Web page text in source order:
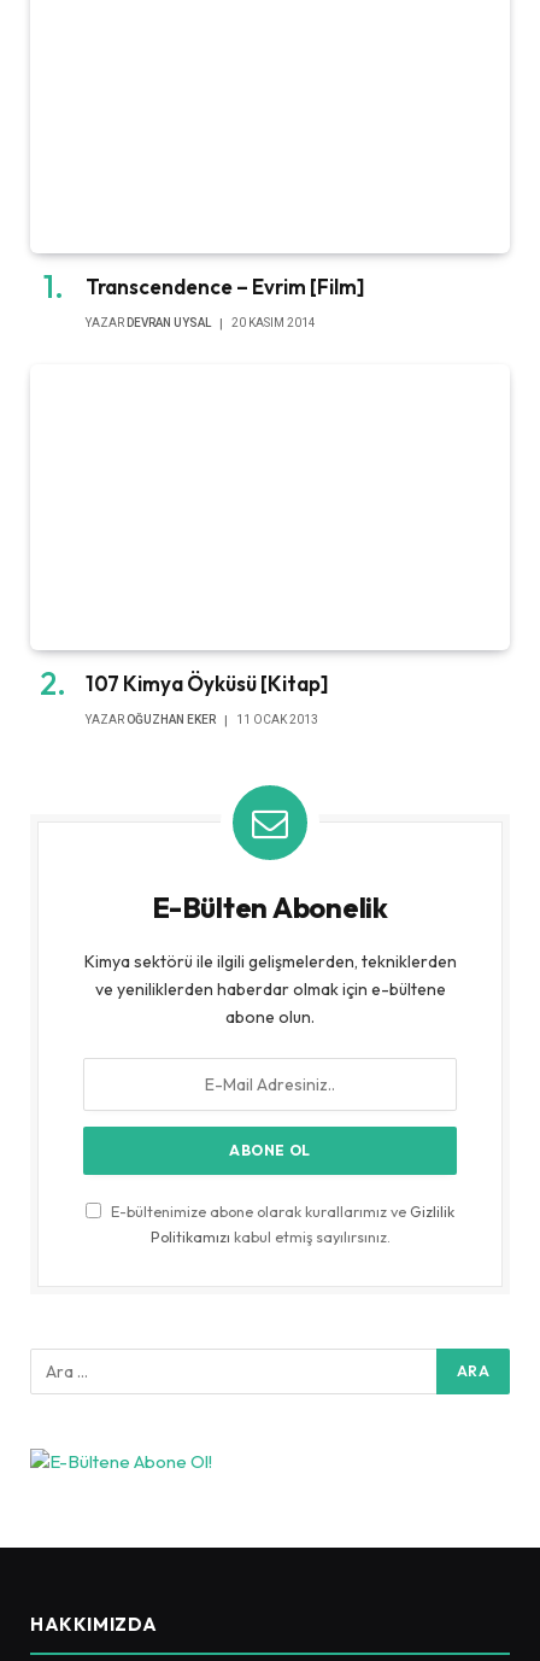
Transcendence – Evrim [Film]
YAZAR DEVRAN UYSAL 20 KASIM 2014
107 Kimya Öyküsü [Kitap]
YAZAR OĞUZHAN EKER 11 OCAK 2013
E-Bülten Abonelik
Kimya sektörü ile ilgili gelişmelerden, tekniklerden
ve yeniliklerden haberdar olmak için e-bültene
abone olun.
E-bültenimize abone olarak kurallarımız veGizlilik
Politikamızı kabul etmiş sayılırsınız.
HAKKIMIZDA